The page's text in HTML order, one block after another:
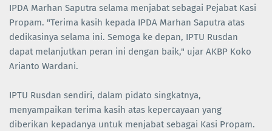
IPDA Marhan Saputra selama menjabat sebagai Pejabat Kasi
Propam. "Terima kasih kepada IPDA Marhan Saputra atas
dedikasinya selama ini. Semoga ke depan, IPTU Rusdan
dapat melanjutkan peran ini dengan baik," ujar AKBP Koko
Arianto Wardani.
IPTU Rusdan sendiri, dalam pidato singkatnya,
menyampaikan terima kasih atas kepercayaan yang
diberikan kepadanya untuk menjabat sebagai Kasi Propam.